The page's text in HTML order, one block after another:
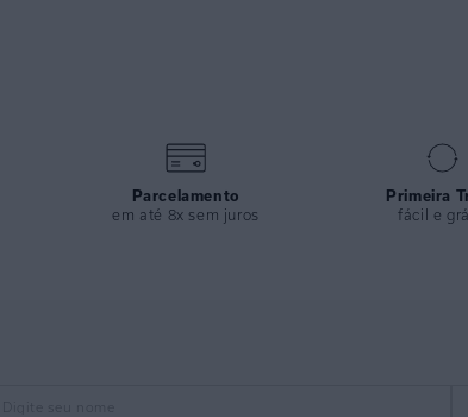
Parcelamento
em até 8x sem juros
Primeira
fácil e